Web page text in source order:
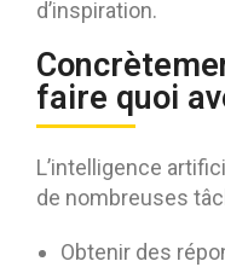
d’inspiration.
faire quoi
L’intelligence
de nombreuses
Obtenir des